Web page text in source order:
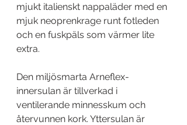
mjukt italienskt nappaläder med en
mjuk neoprenkrage runt fotleden
och en fuskpäls som värmer lite
extra.
Den miljösmarta Arneflex-
innersulan är tillverkad i
ventilerande minnesskum och
återvunnen kork. Yttersulan är